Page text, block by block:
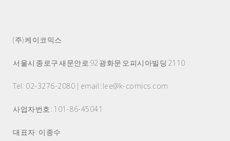
(주) 케이코믹스
서울시 종로구 새문안로 92 광화문 오피시아빌딩 2110
Tel : 02-3276-2080 | email : lee@k-comics.com
사업자번호 : 101-86-45041
대표자 : 이종수